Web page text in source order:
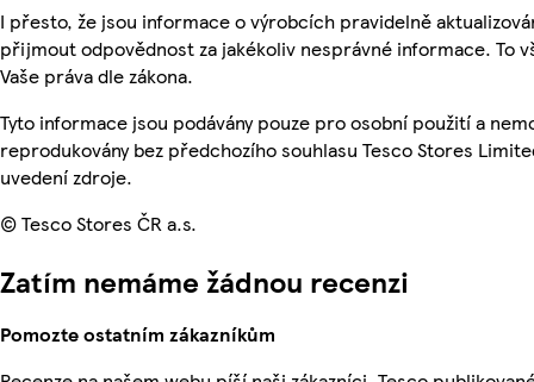
I přesto, že jsou informace o výrobcích pravidelně
přijmout odpovědnost za jakékoliv nesprávné informace. To
Vaše práva dle zákona.
Tyto informace jsou podávány pouze pro osobní použití a
reprodukovány bez předchozího souhlasu Tesco Stores
uvedení zdroje.
© Tesco Stores ČR a.s.
Zatím nemáme žádnou recenzi
Pomozte ostatním zákazníkům